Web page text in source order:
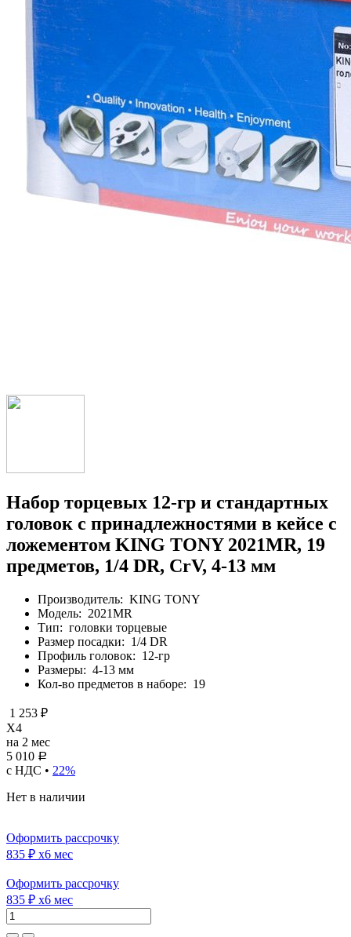
Набор торцевых 12-гр и стандартных
головок с принадлежностями в кейсе с
ложементом KING TONY 2021MR, 19
предметов, 1/4 DR, CrV, 4-13 мм
Производитель: KING TONY
Модель: 2021MR
Тип: головки торцевые
Размер посадки: 1/4 DR
Профиль головок: 12-гр
Размеры: 4-13 мм
Кол-во предметов в наборе: 19
1 253 ₽
X4
на 2 мес
5 010 Р
с НДС • 22%
Нет в наличии
Оформить рассрочку
835 ₽ x6 мес
Оформить рассрочку
835 ₽ x6 мес